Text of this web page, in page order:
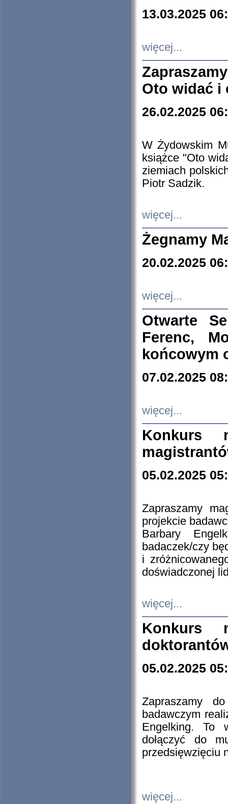
13.03.2025
więcej...
Oto widać i
26.02.2025
W Żydowskim
książce "Oto
ziemiach
Piotr Sadzik.
więcej...
Żegnamy
20.02.2025
więcej...
Otwarte
Ferenc,
końcowym
07.02.2025
więcej...
Konkurs
05.02.2025
Zapraszamy
projekcie
Barbary
badaczek/czy
i
doświadczonej
więcej...
Konkurs
05.02.2025
Zapraszamy
badawczym
Engelking. To
dołączyć do
przedsięwzięciu
więcej...